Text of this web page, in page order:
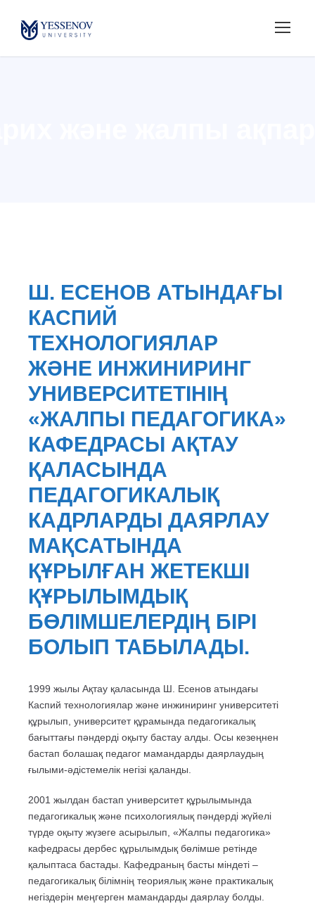
Ш. ЕСЕНОВ АТЫНДАҒЫ
КАСПИЙ
ТЕХНОЛОГИЯЛАР
ЖӘНЕ ИНЖИНИРИНГ
УНИВЕРСИТЕТІНІҢ
«ЖАЛПЫ ПЕДАГОГИКА»
КАФЕДРАСЫ АҚТАУ
ҚАЛАСЫНДА
ПЕДАГОГИКАЛЫҚ
КАДРЛАРДЫ ДАЯРЛАУ
МАҚСАТЫНДА
ҚҰРЫЛҒАН ЖЕТЕКШІ
ҚҰРЫЛЫМДЫҚ
БӨЛІМШЕЛЕРДІҢ БІРІ
БОЛЫП ТАБЫЛАДЫ.
1999 жылы Ақтау қаласында Ш. Есенов атындағы
Каспий технологиялар және инжиниринг университеті
құрылып, университет құрамында педагогикалық
бағыттағы пәндерді оқыту бастау алды. Осы кезеңнен
бастап болашақ педагог мамандарды даярлаудың
ғылыми-әдістемелік негізі қаланды.
2001 жылдан бастап университет құрылымында
педагогикалық және психологиялық пәндерді жүйелі
түрде оқыту жүзеге асырылып, «Жалпы педагогика»
кафедрасы дербес құрылымдық бөлімше ретінде
қалыптаса бастады. Кафедраның басты міндеті –
педагогикалық білімнің теориялық және практикалық
негіздерін меңгерген мамандарды даярлау болды.